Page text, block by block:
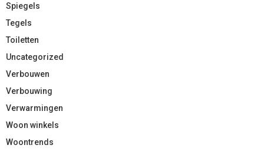
Spiegels
Tegels
Toiletten
Uncategorized
Verbouwen
Verbouwing
Verwarmingen
Woon winkels
Woontrends